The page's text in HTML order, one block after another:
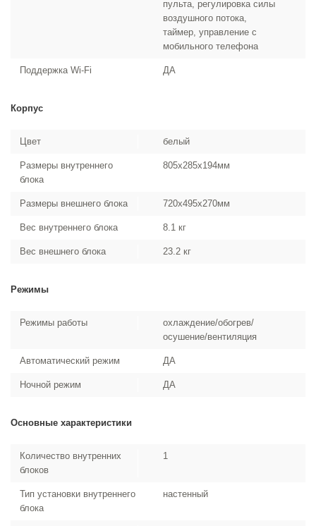
пульта, регулировка силы
воздушного потока,
таймер, управление с
мобильного телефона
Поддержка Wi-Fi ДА
Корпус
Цвет белый
Размеры внутреннего
блока
805x285x194мм
Размеры внешнего блока 720x495x270мм
Вес внутреннего блока 8.1 кг
Вес внешнего блока 23.2 кг
Режимы
Режимы работы
охлаждение/обогрев/
осушение/вентиляция
Автоматический режим ДА
Ночной режим ДА
Основные характеристики
Количество внутренних
блоков
1
Тип установки внутреннего
блока
настенный